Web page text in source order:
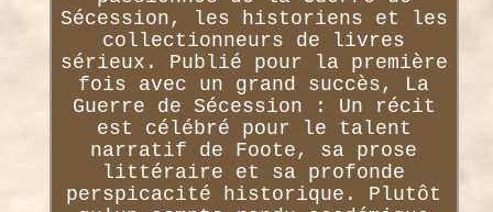
Sécession, les historiens et les
collectionneurs de livres
sérieux. Publié pour la première
fois avec un grand succès, La
Guerre de Sécession : Un récit
est célébré pour le talent
narratif de Foote, sa prose
littéraire et sa profonde
perspicacité historique. Plutôt